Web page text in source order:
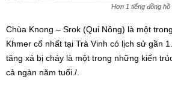
Hơn 1 tiếng đồng
Chùa Knong – Srok (Qui Nông) là một
Khmer cổ nhất tại Trà Vinh có lịch sử gần
tăng xá bị cháy là một trong những kiến
cả ngàn năm tuổi./.